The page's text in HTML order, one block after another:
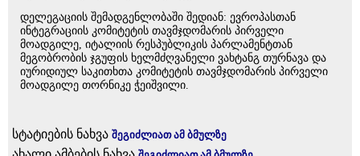
დელეგაციის შემადგენლობაში შედიან: ევროპასთან
ინტეგრაციის კომიტეტის თავმჯდომარის პირველი
მოადგილე, იტალიის რესპუბლიკის პარლამენტთან
მეგობრობის ჯგუფის ხელმძღვანელი ვახტანგ თურნავა და
იურიდიულ საკითხთა კომიტეტის თავმჯდომარის პირველი
მოადგილე თორნიკე ჭეიშვილი.
სტატიების ნახვა შეგიძლიათ ამ ბმულზე